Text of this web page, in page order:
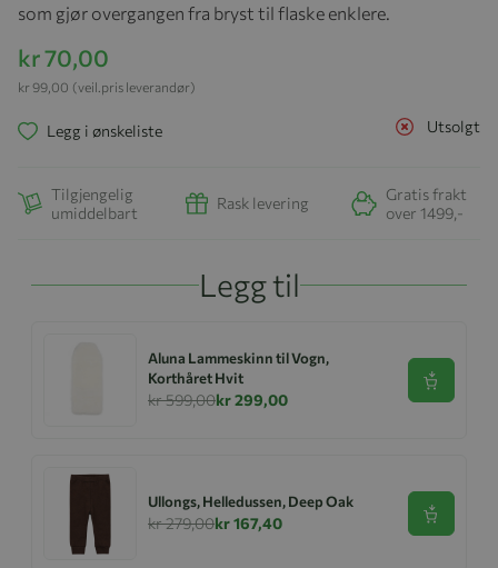
som gjør overgangen fra bryst til flaske enklere.
kr 70,00
(veil.pris leverandør)
kr 99,00
Utsolgt
Legg i ønskeliste
Tilgjengelig
umiddelbart
Rask levering
Gratis frakt
over 1499,-
Legg til
Aluna Lammeskinn til Vogn,
Korthåret Hvit
kr 599,00kr 299,00
Se
Ullongs, Helledussen, Deep Oak
kr 279,00kr 167,40 Se